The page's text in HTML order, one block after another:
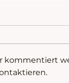
kommentiert